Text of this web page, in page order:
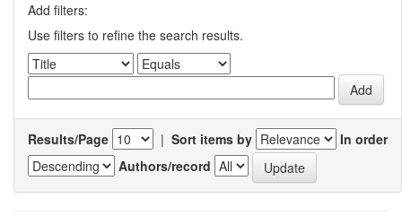
Add filters:
Use filters to refine the search results.
Results/Page | Sort items by
In order
Authors/record